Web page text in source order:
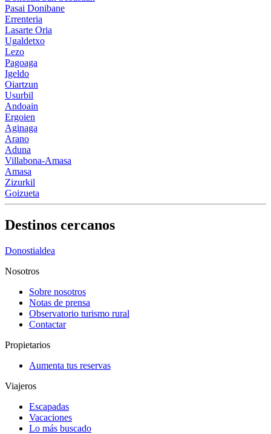
Pasai Donibane
Errenteria
Lasarte Oria
Ugaldetxo
Lezo
Pagoaga
Igeldo
Oiartzun
Usurbil
Andoain
Ergoien
Aginaga
Arano
Aduna
Villabona-Amasa
Amasa
Zizurkil
Goizueta
Destinos cercanos
Donostialdea
Nosotros
Sobre nosotros
Notas de prensa
Observatorio turismo rural
Contactar
Propietarios
Aumenta tus reservas
Viajeros
Escapadas
Vacaciones
Lo más buscado